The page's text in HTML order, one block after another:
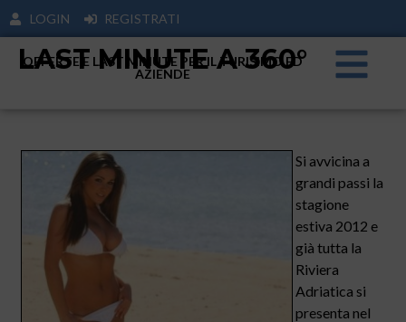
LOGIN REGISTRATI
LAST MINUTE A 360°
OFFERTE E LAST MINUTE PER IL TURISIMO ED
AZIENDE
Si avvicina a
grandi passi la
stagione
estiva 2012 e
già tutta la
Riviera
Adriatica si
presenta nel